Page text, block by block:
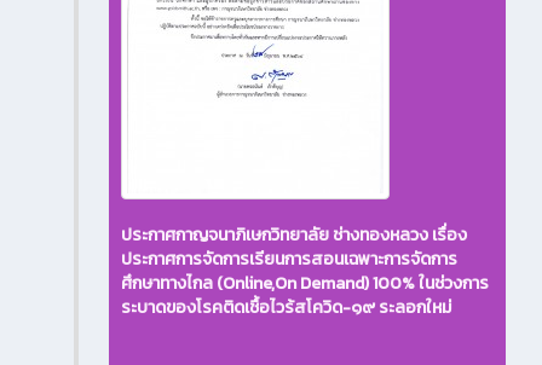
ประกาศกาญจนาภิเษกวิทยาลัย ช่างทองหลวง เรื่อง
ประกาศการจัดการเรียนการสอนเฉพาะการจัดการ
ศึกษาทางไกล (Online,On Demand) 100% ในช่วงการ
ระบาดของโรคติดเชื้อไวร้สโควิด-๑๙ ระลอกใหม่